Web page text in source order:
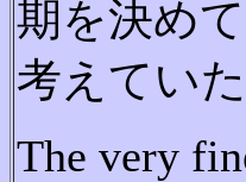
期 を決めて
考えていた
The very